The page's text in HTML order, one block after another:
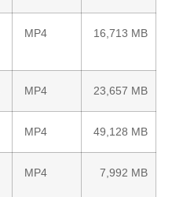
MP4 16,713 MB
MP4 23,657 MB
MP4 49,128 MB
MP4 7,992 MB